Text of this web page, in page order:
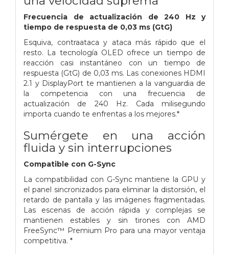
Frecuencia de actualización de 240 Hz y
tiempo de respuesta de 0,03 ms (GtG)
Esquiva, contraataca y ataca más rápido que el
resto. La tecnología OLED ofrece un tiempo de
reacción casi instantáneo con un tiempo de
respuesta (GtG) de 0,03 ms. Las conexiones HDMI
2.1 y DisplayPort te mantienen a la vanguardia de
la competencia con una frecuencia de
actualización de 240 Hz. Cada milisegundo
importa cuando te enfrentas a los mejores.*
Sumérgete en una acción
fluida y sin interrupciones
Compatible con G-Sync
La compatibilidad con G-Sync mantiene la GPU y
el panel sincronizados para eliminar la distorsión, el
retardo de pantalla y las imágenes fragmentadas.
Las escenas de acción rápida y complejas se
mantienen estables y sin tirones con AMD
FreeSync™ Premium Pro para una mayor ventaja
competitiva. *